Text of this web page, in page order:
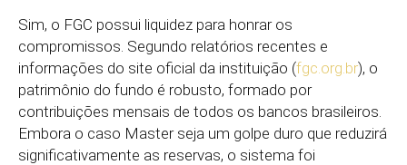
Sim, o FGC possui liquidez para honrar os
compromissos. Segundo relatórios recentes e
informações do site oficial da instituição (fgc.org.br), o
patrimônio do fundo é robusto, formado por
contribuições mensais de todos os bancos brasileiros.
Embora o caso Master seja um golpe duro que reduzirá
significativamente as reservas, o sistema foi